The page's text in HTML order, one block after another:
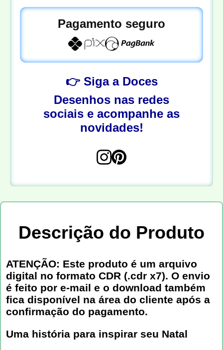
Pagamento seguro
👉 Siga a Doces
Desenhos nas redes
sociais e acompanhe as
novidades!
Descrição do Produto
ATENÇÃO: Este produto é um arquivo
digital no formato CDR (.cdr x7). O envio
é feito por e-mail e o download também
fica disponível na área do cliente após a
confirmação do pagamento.
Uma história para inspirar seu Natal